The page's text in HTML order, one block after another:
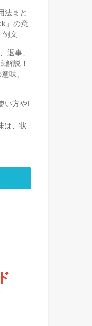
法まと
」の意
例文
返事、
解説！
味、
い方やI
は、状